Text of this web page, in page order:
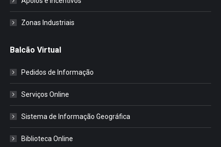
Zonas Industriais
Balcão Virtual
Pedidos de Informação
Serviços Online
Sistema de Informação Geográfica
Biblioteca Online